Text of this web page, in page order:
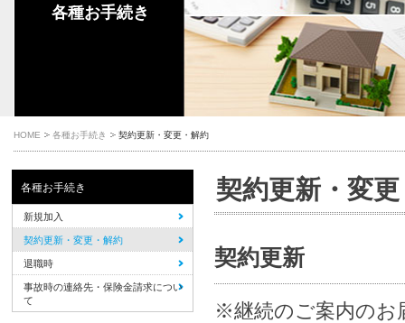
各種お手続き
HOME 各種お手続き 契約更新・変更・解約
契約更新・変
契約更新
※継続のご案内のお
各種お手続き
新規加入
契約更新・変更・解約
退職時
事故時の連絡先・保険金請求につい
て